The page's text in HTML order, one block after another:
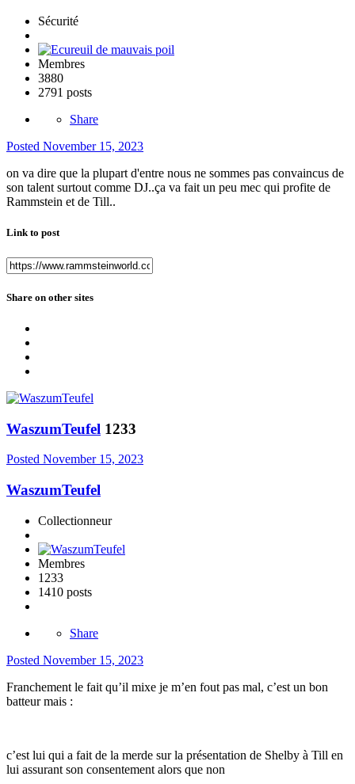
Sécurité
Membres
3880
2791 posts
Share
Posted November 15, 2023
on va dire que la plupart d'entre nous ne sommes pas convaincus de
son talent surtout comme DJ..ça va fait un peu mec qui profite de
Rammstein et de Till..
Link to post
Share on other sites
WaszumTeufel 1233
Posted November 15, 2023
WaszumTeufel
Collectionneur
Membres
1233
1410 posts
Share
Posted November 15, 2023
Franchement le fait qu’il mixe je m’en fout pas mal, c’est un bon
batteur mais :
c’est lui qui a fait de la merde sur la présentation de Shelby à Till en
lui assurant son consentement alors que non